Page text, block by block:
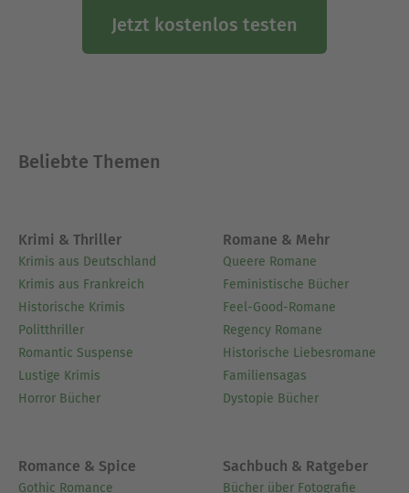
Jetzt kostenlos testen
Beliebte Themen
Krimi & Thriller
Krimis aus Deutschland
Krimis aus Frankreich
Historische Krimis
Politthriller
Romantic Suspense
Lustige Krimis
Horror Bücher
Romane & Mehr
Queere Romane
Feministische Bücher
Feel-Good-Romane
Regency Romane
Historische Liebesromane
Familiensagas
Dystopie Bücher
Romance & Spice
Gothic Romance
Sachbuch & Ratgeber
Bücher über Fotografie